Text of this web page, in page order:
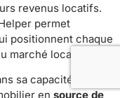
revenus locatifs.
permet
positionnent chaque
marché local.
sa capacité à
en source de